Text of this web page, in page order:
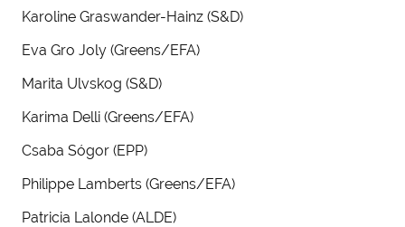
Karoline Graswander-Hainz (S&D)
Eva Gro Joly (Greens/EFA)
Marita Ulvskog (S&D)
Karima Delli (Greens/EFA)
Csaba Sógor (EPP)
Philippe Lamberts (Greens/EFA)
Patricia Lalonde (ALDE)